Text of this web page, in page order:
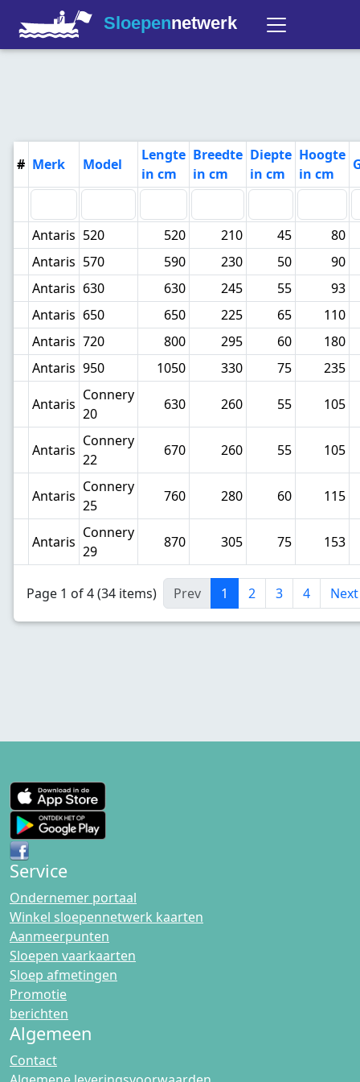
Sloepennetwerk
# Merk Model
Lengte
in cm
Breedte
in cm
Diepte
in cm
Hoogte
in cm
Antaris 520 520 210 45
80
Antaris 570 590 230 50
90
Antaris 630 630 245 55
93
Antaris 650 650 225 65
110
Antaris 720 800 295 60
180
Antaris 950 1050 330 75 235
Antaris
Connery
20
630 260 55 105
Antaris
Connery
22
670 260 55 105
Antaris
Connery
25
760 280 60 115
Antaris
Connery
29
870 305 75 153
Page 1 of 4 (34 items) Prev 1 2 3 4 Next
Service
Ondernemer portaal
Winkel sloepennetwerk kaarten
Aanmeerpunten
Sloepen vaarkaarten
Sloep afmetingen
Promotie
berichten
Algemeen
Contact